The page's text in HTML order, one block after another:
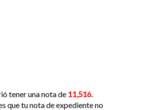
tener una nota de 11,516
que tu nota de expediente no